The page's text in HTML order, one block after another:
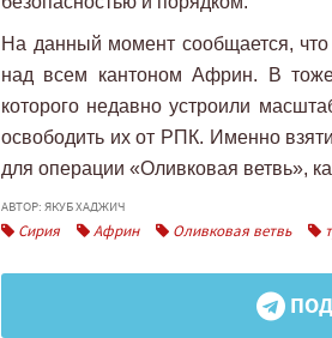
На данный момент сообщается,
над всем кантоном Африн. В
которого недавно устроили
освободить их от РПК. Именно
для операции «Оливковая ветвь»,
АВТОР: ЯКУБ ХАДЖИЧ
Сирия Африн Оливковая ветвь